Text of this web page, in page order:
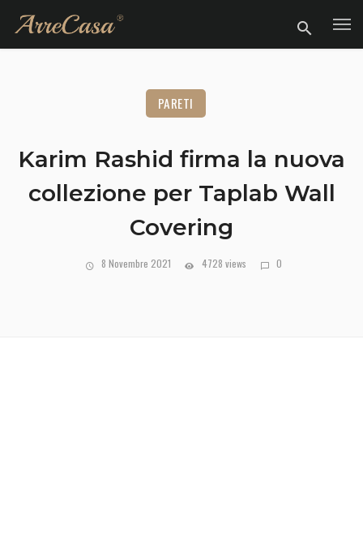
PARETI
Karim Rashid firma la nuova
collezione per Taplab Wall
Covering
8 Novembre 2021 4728 views 0